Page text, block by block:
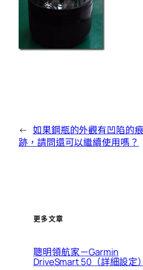
← 如果鋼瓶的外觀有凹陷的痕
跡，請問還可以繼續使用嗎？
更多文章
聰明領航家－Garmin
DriveSmart 50（詳細設定）